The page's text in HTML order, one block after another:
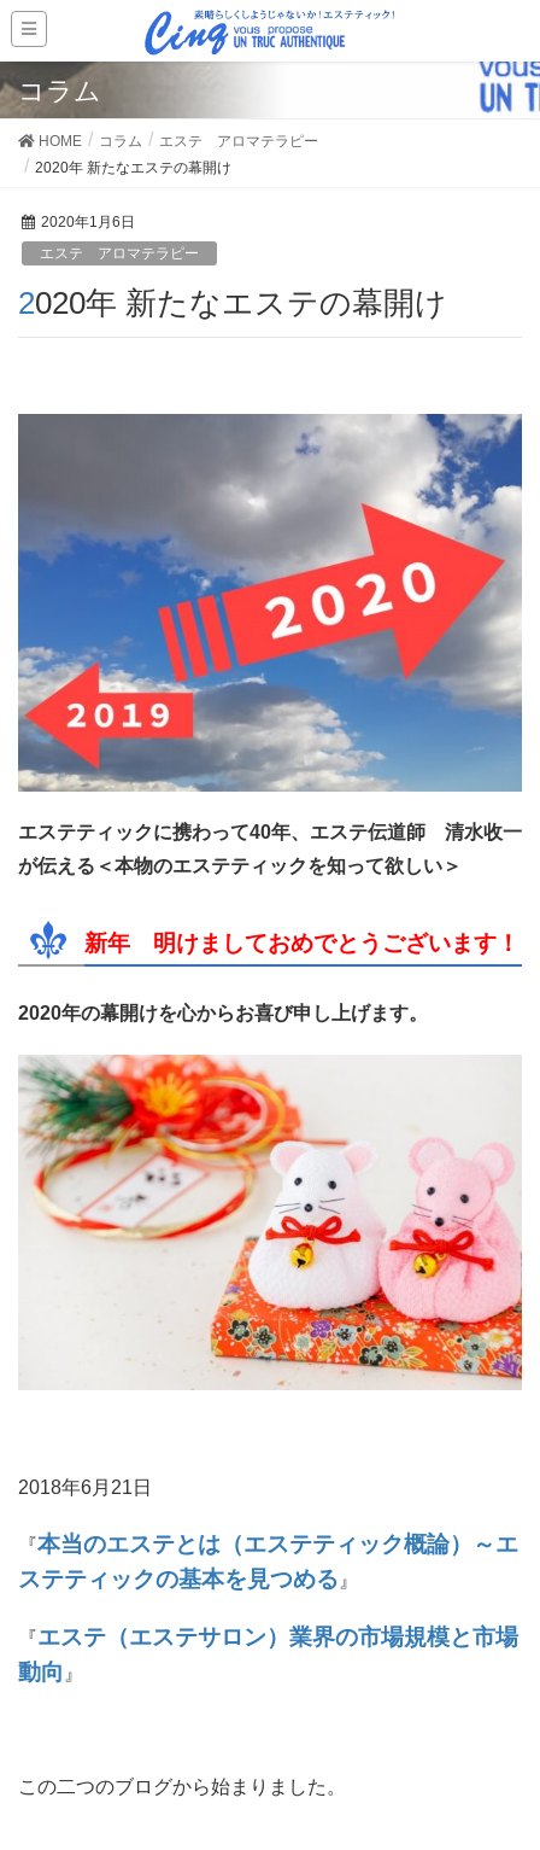
コラム
HOME コラム
エステ アロマテラピー
2020年 新たなエステの幕開け
2020年1月6日
エステ アロマテラピー
2020年 新たなエステの幕開け
エステティックに携わって40年、エステ伝道師 清水收一
が伝える＜本物のエステティックを知って欲しい＞
新年 明けましておめでとうございます！
2020年の幕開けを心からお喜び申し上げます。
2018年6月21日
『本当のエステとは（エステティック概論）～エ
ステティックの基本を見つめる 』
『エステ（エステサロン）業界の市場規模と市場
動向 』
この二つのブログから始まりました。